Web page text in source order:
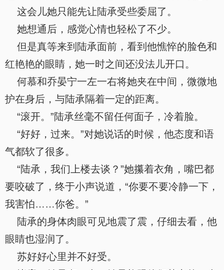
这会儿她只能先让陆承受些委屈了。
她想通后，感觉心情也轻松了不少。
但是真等来到陆承面前，看到他憔悴的脸色和
红艳艳的眼睛，她一时之间还没法儿开口。
何慕和乔晏宁一左一右将她夹在中间，微微地
护在身后，与陆承隔着一定的距离。
“滚开。”陆承丝毫不留任何面子，冷着脸。
“好好，过来。”对她说话的时候，他态度和语
气都软了很多。
“陆承，我们上楼去谈？”她攥着衣角，嘴巴都
要咬破了，终于小声说道，“你要不要冷静一下，
我害怕……你爸。”
陆承的身体肉眼可见地震了震，仔细去看，他
眼睛也湿润了。
苏好好心里并不好受。